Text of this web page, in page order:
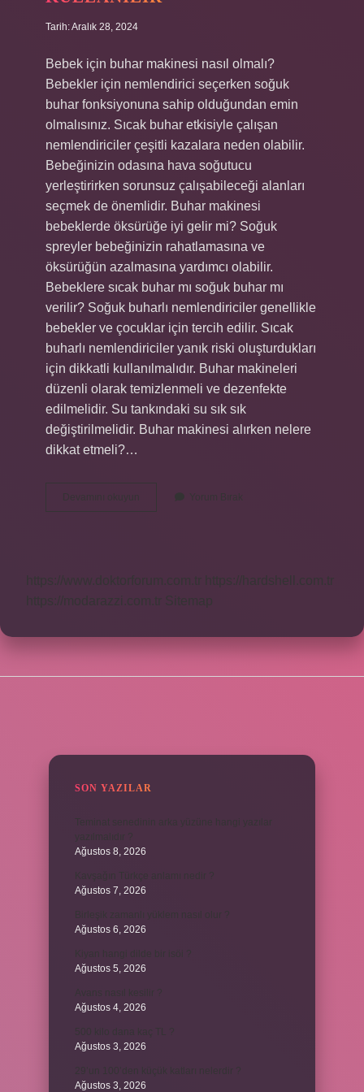
Tarih: Aralık 28, 2024
Bebek için buhar makinesi nasıl olmalı?
Bebekler için nemlendirici seçerken soğuk
buhar fonksiyonuna sahip olduğundan emin
olmalısınız. Sıcak buhar etkisiyle çalışan
nemlendiriciler çeşitli kazalara neden olabilir.
Bebeğinizin odasına hava soğutucu
yerleştirirken sorunsuz çalışabileceği alanları
seçmek de önemlidir. Buhar makinesi
bebeklerde öksürüğe iyi gelir mi? Soğuk
spreyler bebeğinizin rahatlamasına ve
öksürüğün azalmasına yardımcı olabilir.
Bebeklere sıcak buhar mı soğuk buhar mı
verilir? Soğuk buharlı nemlendiriciler genellikle
bebekler ve çocuklar için tercih edilir. Sıcak
buharlı nemlendiriciler yanık riski oluşturdukları
için dikkatli kullanılmalıdır. Buhar makineleri
düzenli olarak temizlenmeli ve dezenfekte
edilmelidir. Su tankındaki su sık sık
değiştirilmelidir. Buhar makinesi alırken nelere
dikkat etmeli?…
Devamını okuyun
Bebekler
Için
Yorum Bırak
https://www.doktorforum.com.tr
https://hardshell.com.tr
https://modarazzi.com.tr
Sitemap
SON YAZILAR
Ağustos 8, 2026
Ağustos 7, 2026
Ağustos 6, 2026
Ağustos 5, 2026
Ağustos 4, 2026
Ağustos 3, 2026
Ağustos 3, 2026